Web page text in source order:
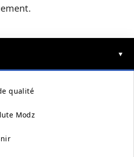
qualité
Modz